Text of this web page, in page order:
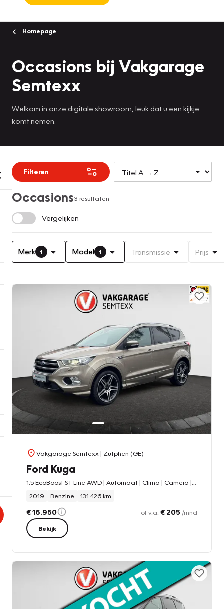
Homepage
Occasions bij Vakgarage
Semtexx
Welkom in onze digitale showroom, leuk dat u een kijkje
komt nemen.
Filteren
Occasions3 resultaten
Vergelijken
Merk 1 Model 1 Transmissie Prijs
Vakgarage Semtexx | Zutphen (GE)
Ford Kuga
2019
Benzine 131.426 km
€ 16.950 of v.a. € 205 /mnd
Bekijk